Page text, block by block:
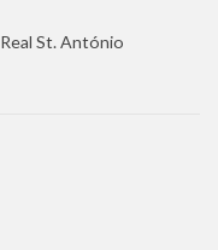
St. António